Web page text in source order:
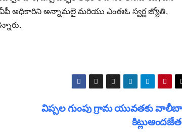
అధికారిని అన్నామలై మరియు ఎంఈఓ స్వర్ణ జ్యోతి,
విప్పల గుంపు గ్రామ యువతకు